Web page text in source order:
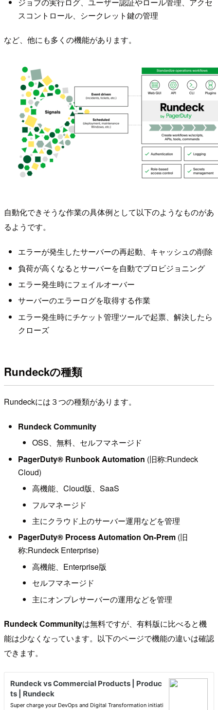
スコントロール、シークレット鍵の管理
など、他にも多くの機能があります。
自動化できそうな作業の具体例として以下のようなものがあ
るようです。
エラーが発生したサーバーの再起動、キャッシュの削除
負荷が高くなるとサーバーを自動でプロビジョニング
エラー発生時にフェイルオーバー
サーバーのエラーログを取得する作業
エラー発生時にチケット管理ツールで起票、解決したら
クローズ
Rundeckの種類
Rundeckには３つの種類があります。
Rundeck Community
OSS、無料、セルフマネージド
PagerDuty® Runbook Automation (旧称:Rundeck
Cloud)
高機能、Cloud版、SaaS
フルマネージド
主にクラウド上のサーバー運用などを管理
PagerDuty® Process Automation On-Prem(旧
称:Rundeck Enterprise)
高機能、Enterprise版
セルフマネージド
主にオンプレサーバーの運用などを管理
Rundeck Communityは無料ですが、有料版に比べると機
能は少なくなっています。以下のページで機能の違いは確認
できます。